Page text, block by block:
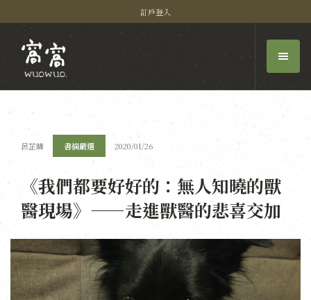
訂戶登入
呂芷晴 書摘嚴選 2020/01/26
《我們都要好好的：無人知曉的獸
醫現場》——走進獸醫的悲喜交加